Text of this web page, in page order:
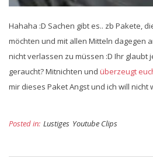
Hahaha :D Sachen gibt es.. zb Pakete,
möchten und mit allen Mitteln dagegen
nicht verlassen zu müssen :D Ihr glaubt
geraucht? Mitnichten und überzeugt
mir dieses Paket Angst und ich will nicht
Posted in: Lustiges Youtube Clips